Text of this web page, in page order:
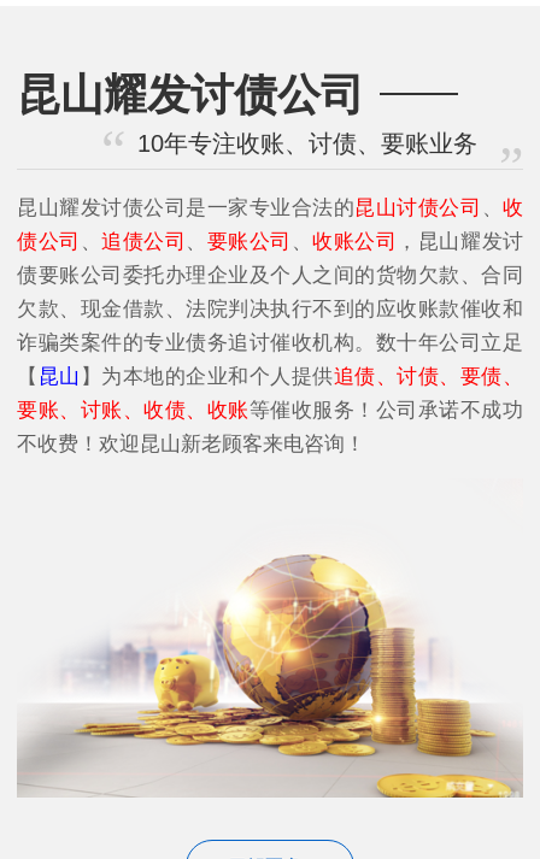
昆山耀发讨债公司
10年专注收账、讨债、要账业务
昆山耀发讨债公司是一家专业合法的昆山讨债公司 、收
债公司 、追债公司 、 要账公司 、收账公司 ，昆山耀发讨
债要账公司委托办理企业及个人之间的货物欠款、合同
欠款、现金借款、法院判决执行不到的应收账款催收和
诈骗类案件的专业债务追讨催收机构。数十年公司立足
【 昆山 】为本地的企业和个人提供追债、讨债、要债、
要账、讨账、收债、收账等催收服务！公司承诺不成功
不收费！欢迎昆山新老顾客来电咨询！